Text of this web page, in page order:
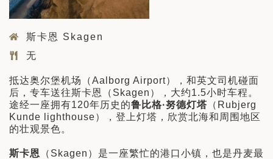
斯卡恩 Skagen
无
抵达奥尔堡机场（Aalborg Airport），和英文司机碰面
后，专车送往斯卡恩（Skagen），大约1.5小时车程。
途经一座拥有120年历史的鲁比格·努德灯塔 （Rubjerg
Kunde lighthouse），登上灯塔，欣赏北海和周围地区
的壮观景色。
斯卡恩
（Skagen）是一座繁忙的港口小镇，也是丹麦最